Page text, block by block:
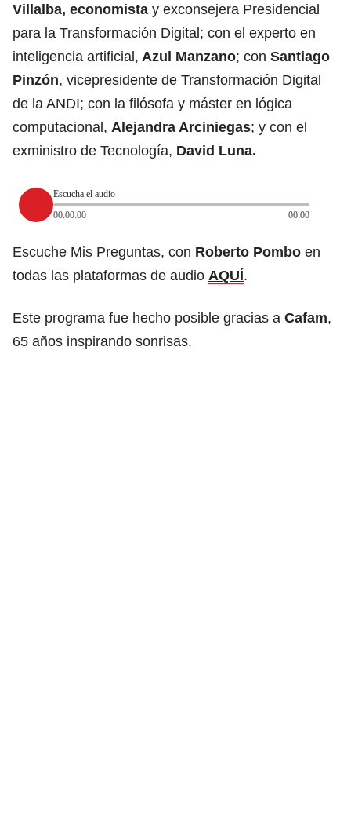
Villalba, economista y exconsejera Presidencial
para la Transformación Digital; con el experto en
inteligencia artificial, Azul Manzano; con Santiago
Pinzón, vicepresidente de Transformación Digital
de la ANDI; con la filósofa y máster en lógica
computacional, Alejandra Arciniegas; y con el
exministro de Tecnología, David Luna.
Escucha el audio
00:00:00
00:00
Escuche Mis Preguntas, con Roberto Pombo en
todas las plataformas de audio AQUÍ.
Este programa fue hecho posible gracias a Cafam,
65 años inspirando sonrisas.